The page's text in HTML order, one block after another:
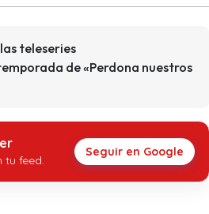
teleseries
de «Perdona nuestros
tu feed.
Seguir en Google